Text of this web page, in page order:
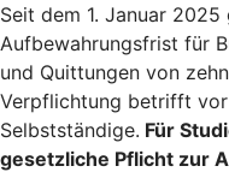
Seit dem 1. Januar
Aufbewahrungsfrist für
und Quittungen von
Verpflichtung betrifft
Selbstständige. Für
gesetzliche Pflicht zur